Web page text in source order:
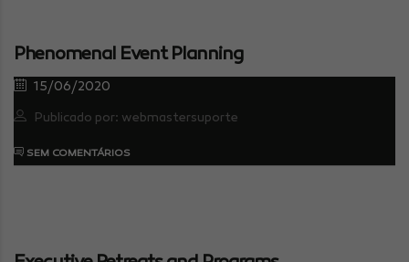
Phenomenal Event Planning
15/06/2020
Publicado por: webmastersuporte
SEM COMENTÁRIOS